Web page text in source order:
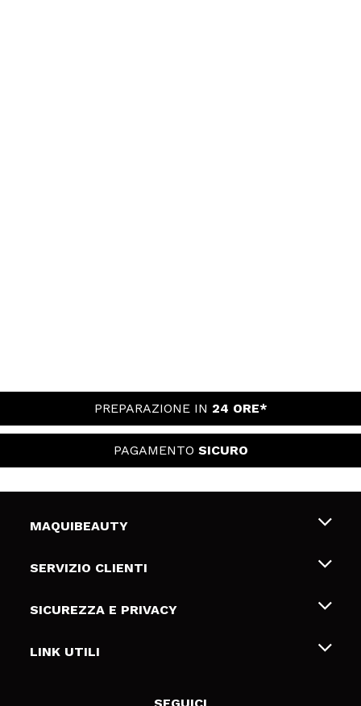
PREPARAZIONE IN 24 ORE*
PAGAMENTO SICURO
MAQUIBEAUTY
Chi siamo
Gift Cards
SERVIZIO CLIENTI
Spedizioni & Resi
Metodi di pagamamento
SICUREZZA E PRIVACY
Termini e condizioni
LINK UTILI